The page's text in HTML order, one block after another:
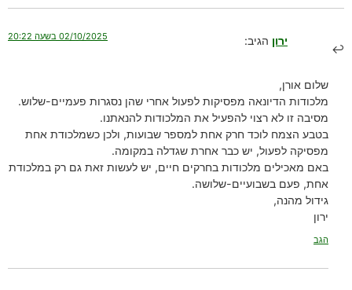
ירון הגיב: 02/10/2025 בשעה 20:22
שלום אורן,
מלכודות הדיונאה מפסיקות לפעול אחרי שהן נסגרות פעמיים-שלוש.
מסיבה זו לא רצוי להפעיל את המלכודות להנאתנו.
בטבע הצמח לוכד חרק אחת למספר שבועות, ולכן כשמלכודת אחת
מפסיקה לפעול, יש כבר אחרת שגדלה במקומה.
באם מאכילים מלכודות בחרקים חיים, יש לעשות זאת גם רק במלכודת
אחת, פעם בשבועיים-שלושה.
גידול מהנה,
ירון
הגב